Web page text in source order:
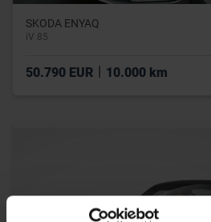
SKODA ENYAQ
iV 85
50.790 EUR 10.000 km